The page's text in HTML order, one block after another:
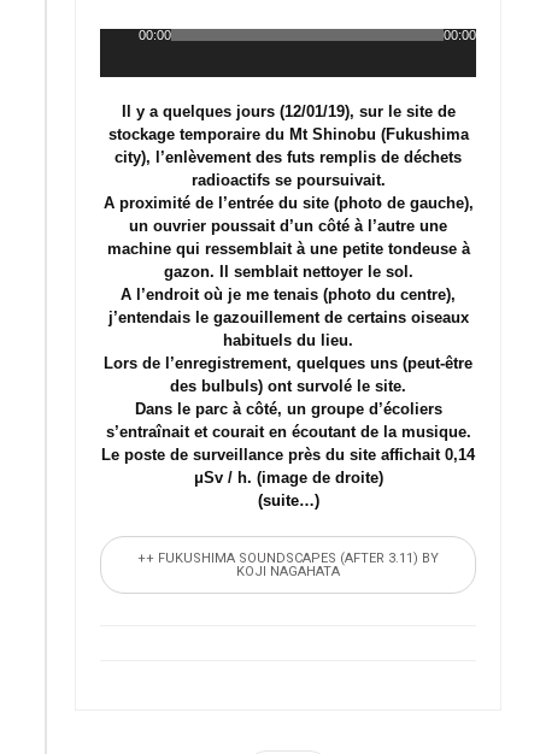
Lecteur
00:00 00:00
Il y a quelques jours (12/01/19), sur le site de
stockage temporaire du Mt Shinobu (Fukushima
city), l’enlèvement des futs remplis de déchets
radioactifs se poursuivait.
A proximité de l’entrée du site (photo de gauche),
un ouvrier poussait d’un côté à l’autre une
machine qui ressemblait à une petite tondeuse à
gazon. Il semblait nettoyer le sol.
A l’endroit où je me tenais (photo du centre),
j’entendais le gazouillement de certains oiseaux
habituels du lieu.
Lors de l’enregistrement, quelques uns (peut-être
des bulbuls) ont survolé le site.
Dans le parc à côté, un groupe d’écoliers
s’entraînait et courait en écoutant de la musique.
Le poste de surveillance près du site affichait 0,14
μSv / h. (image de droite)
(suite…)
++ FUKUSHIMA SOUNDSCAPES (AFTER 3.11) BY
KOJI NAGAHATA